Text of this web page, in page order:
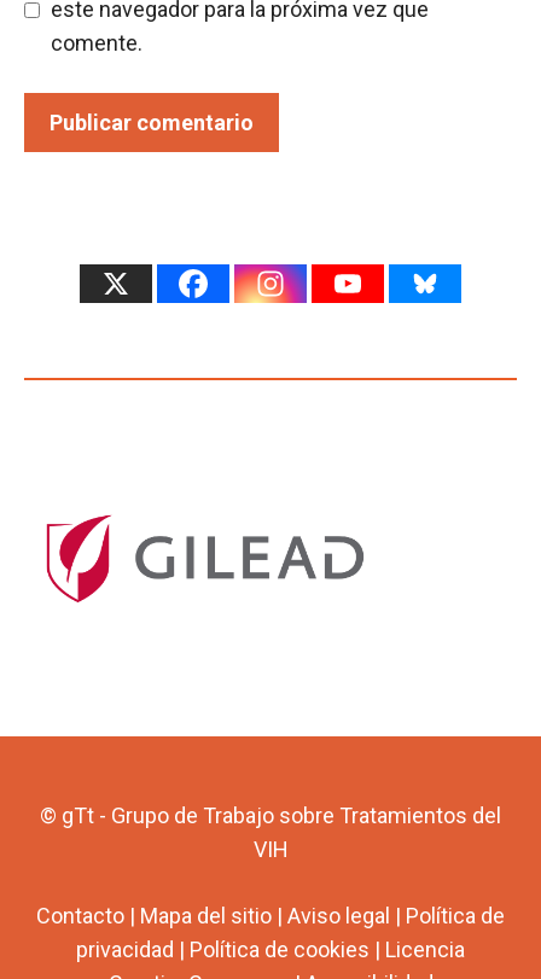
este navegador para la próxima vez que
comente.
© gTt - Grupo de Trabajo sobre Tratamientos del
VIH
Contacto | Mapa del sitio | Aviso legal | Política de
privacidad | Política de cookies | Licencia